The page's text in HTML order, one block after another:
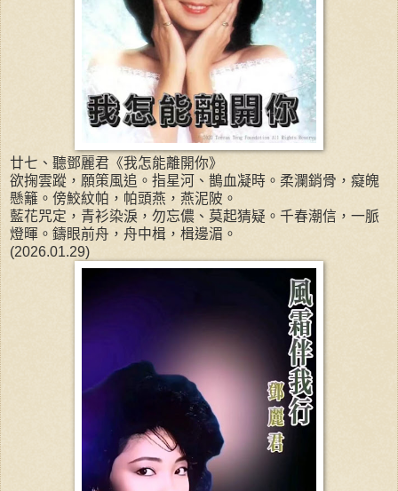
廿七、聽鄧麗君《我怎能離開你》
欲掬雲蹤，願策風追。指星河、鵲血凝時。柔瀾銷骨，癡魄
懸籬。傍鮫紋帕，帕頭燕，燕泥陂。
藍花咒定，青衫染淚，勿忘儂、莫起猜疑。千春潮信，一脈
燈暉。鑄眼前舟，舟中楫，楫邊湄。
(2026.01.29)